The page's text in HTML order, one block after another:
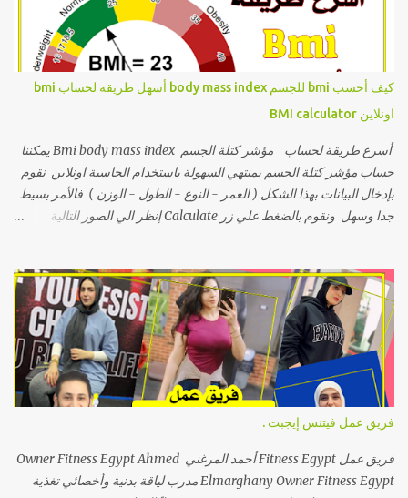
على تقوية العضلات المستعرضة والمائلة للبطن بطريقة آمنة. يُنفذ أثناء
الاستلقاء مع تحريك الساقين بالتبادل نحو الأرض، ما يساعد على تحسين
استقرار الجذع ودعم عضلات البطن من الداخل. 4. Bridge (تمرين الجسر)
يعزز هذا التمرين من قوة عضلات الحوض والظهر السفلي والبطن في آن
واحد. يساعد على إعادة تنشيط العضلات الأساسية وتحسين توازن الجسم
دون إجهاد البطن، مما يجعله مناسباً لمرحلة التعافي من الانفصال العضلي.
5. Sto...
كيف أحسب bmi للجسم body mass index أسهل طريقة لحساب bmi
اونلاين BMI calculator
أسرع طريقة لحساب مؤشر كتلة الجسم Bmi body mass index يمكننا
حساب مؤشر كتلة الجسم بمنتهي السهولة باستخدام الحاسبة اونلاين نقوم
بإدخال البيانات بهذا الشكل ( العمر - النوع - الطول - الوزن ) فالأمر بسيط
جدا وسهل ونقوم بالضغط علي زر Calculate إنظر الي الصور التالية
مصطلح Bmi هو اختصار لمعادلة تسمي Body mass index وتعني مؤشر
كتلة الجسم والمعادلة هي : قسمة الوزن علي مربع الطول بالمتر" مثال
للتوضيح" إذا كان الوزن 70كيلو جرام والطول 170cm سنقوم بقسمة
70كيلو جرام علي واحد وسبع من عشرة ضرب واحد وسبعة من عشره
1.7x1.7 ونأخذ النتيجة او "الرقم" إذا كان هذا الرقم اقل من 18,5 إذا الجسم
نحيف فعلا ويحتاج إلي الدخول في خطة تضخيم بزيادة الوجبات واداء تمارين
فريق عمل فيتنس إيجبت .
فريق عمل Fitness Egypt أحمد المرغني Owner Fitness Egypt Ahmed
Elmarghany Owner Fitness Egypt مدرب لياقة بدنية وأخصائي تغذية